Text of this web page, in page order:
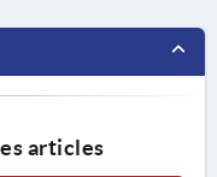
articles